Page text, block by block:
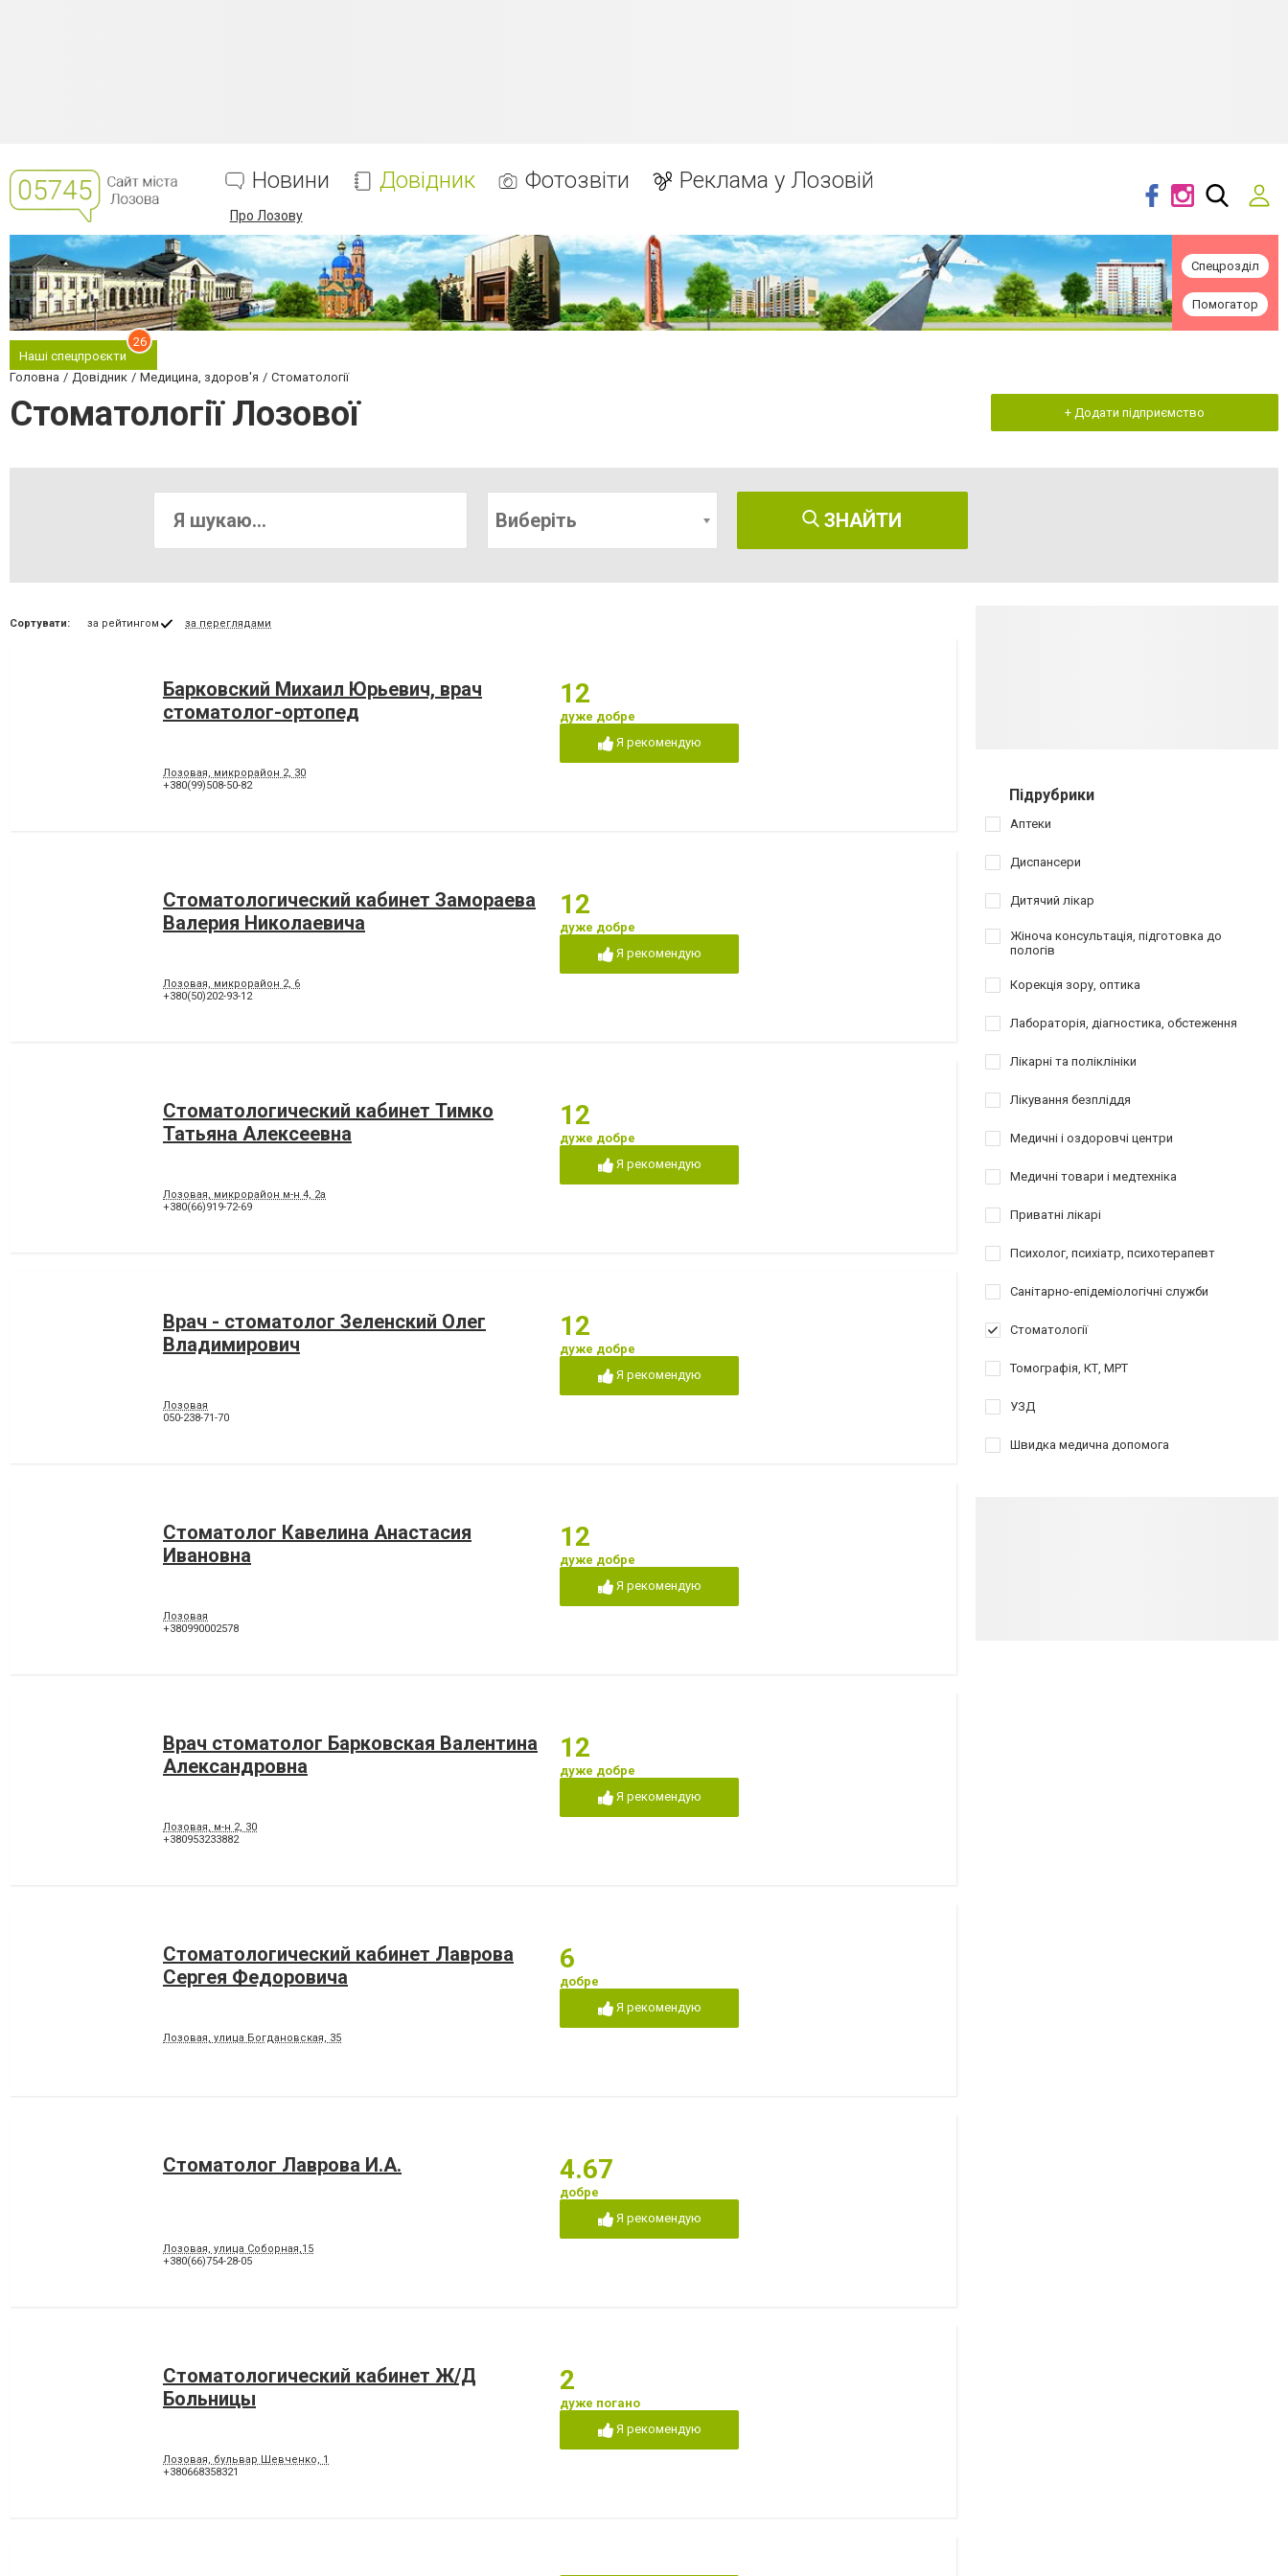
Новини Довідник Фотозвіти Реклама у Лозовій
Про Лозову
Спецрозділ
Помогатор
Наші спецпроєкти
26
Головна Довідник Медицина, здоров'я Стоматології
Стоматології Лозової + Додати підприємство
Виберіть ЗНАЙТИ
Сортувати: за рейтингом за переглядами
Барковский Михаил Юрьевич, врач
стоматолог-ортопед
Лозовая, микрорайон 2, 30
+380(99)508-50-82
12
дуже добре
Я рекомендую
Стоматологический кабинет Замораева
Валерия Николаевича
Лозовая, микрорайон 2, 6
+380(50)202-93-12
12
дуже добре
Я рекомендую
Стоматологический кабинет Тимко
Татьяна Алексеевна
Лозовая, микрорайон м-н 4, 2а
+380(66)919-72-69
12
дуже добре
Я рекомендую
Врач - стоматолог Зеленский Олег
Владимирович
Лозовая
050-238-71-70
12
дуже добре
Я рекомендую
Стоматолог Кавелина Анастасия
Ивановна
Лозовая
+380990002578
12
дуже добре
Я рекомендую
Врач стоматолог Барковская Валентина
Александровна
Лозовая, м-н 2, 30
+380953233882
12
дуже добре
Я рекомендую
Стоматологический кабинет Лаврова
Сергея Федоровича
Лозовая, улица Богдановская, 35
6
добре
Я рекомендую
Стоматолог Лаврова И.А.
Лозовая, улица Соборная,15
+380(66)754-28-05
4.67
добре
Я рекомендую
Стоматологический кабинет Ж/Д
Больницы
Лозовая, бульвар Шевченко, 1
+380668358321
2
дуже погано
Я рекомендую
Підрубрики
Аптеки
Диспансери
Дитячий лікар
Жіноча консультація, підготовка до
пологів
Корекція зору, оптика
Лабораторія, діагностика, обстеження
Лікарні та поліклініки
Лікування безпліддя
Медичні і оздоровчі центри
Медичні товари і медтехніка
Приватні лікарі
Психолог, психіатр, психотерапевт
Санітарно-епідеміологічні служби
Стоматології
Томографія, КТ, МРТ
УЗД
Швидка медична допомога